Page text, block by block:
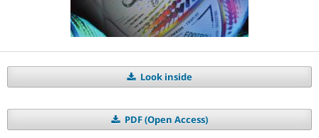
Look inside
PDF (Open Access)